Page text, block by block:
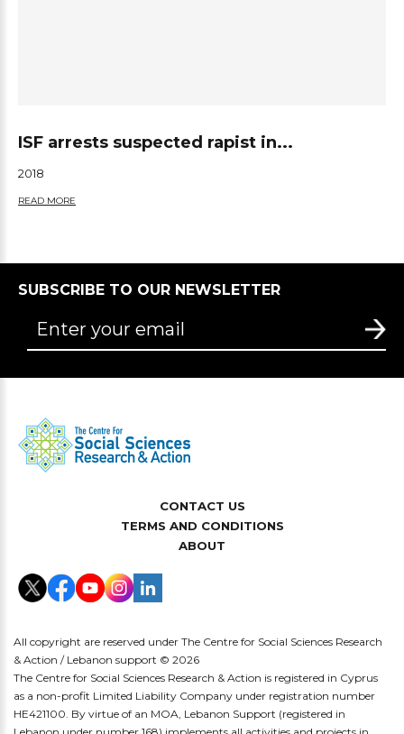
ISF arrests suspected rapist in...
2018
READ MORE
SUBSCRIBE TO OUR NEWSLETTER
CONTACT US
TERMS AND CONDITIONS
ABOUT
All copyright are reserved under The Centre for Social Sciences Research
& Action / Lebanon support © 2026
The Centre for Social Sciences Research & Action is registered in Cyprus
as a non-profit Limited Liability Company under registration number
HE421100. By virtue of an MOA, Lebanon Support (registered in